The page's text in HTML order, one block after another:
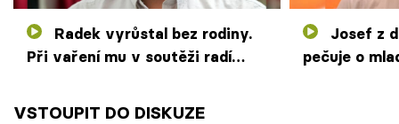
Při vaření mu v soutěži radí
pečuje o
VSTOUPIT DO DISKUZE